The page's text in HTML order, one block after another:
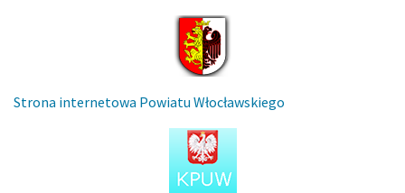
Strona internetowa Powiatu Włocławskiego